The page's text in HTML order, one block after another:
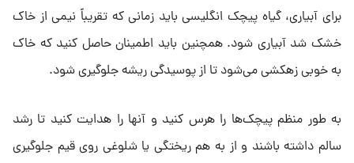
برای آبیاری، گیاه پیچک انگلیسی باید زمانی که تقریباً نیمی از خاک
خشک شد آبیاری شود. همچنین باید اطمینان حاصل کنید که خاک
به خوبی زهکشی می‌شود تا از پوسیدگی ریشه جلوگیری شود.
به طور منظم پیچک‌ها را هرس کنید و آنها را هدایت کنید تا رشد
سالم داشته باشند و از به هم ریختگی یا شلوغی روی قیم جلوگیری